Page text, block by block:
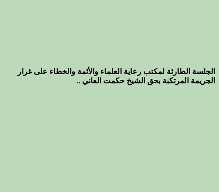
الجلسة الطارئة لمكتب رعاية العلماء والأئمة والخطاء على غرار
الجريمة المرتكبة بحق الشيخ حكمت العاني ..